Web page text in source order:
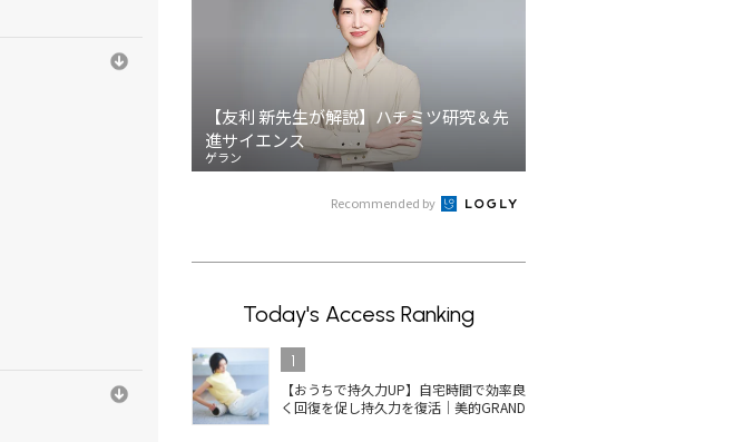
【友利 新先生が解説】ハチミツ研究＆先
進サイエンス
ゲラン
Recommended by
Today's Access Ranking
1
【おうちで持久力UP】自宅時間で効率良
く回復を促し持久力を復活｜美的GRAND